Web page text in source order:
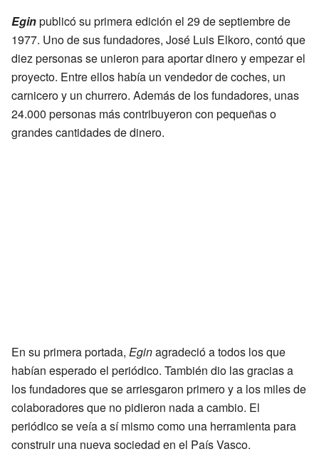
Eginpublicó su primera edición el 29 de septiembre de
1977. Uno de sus fundadores, José Luis Elkoro, contó que
diez personas se unieron para aportar dinero y empezar el
proyecto. Entre ellos había un vendedor de coches, un
carnicero y un churrero. Además de los fundadores, unas
24.000 personas más contribuyeron con pequeñas o
grandes cantidades de dinero.
En su primera portada, Eginagradeció a todos los que
habían esperado el periódico. También dio las gracias a
los fundadores que se arriesgaron primero y a los miles de
colaboradores que no pidieron nada a cambio. El
periódico se veía a sí mismo como una herramienta para
construir una nueva sociedad en el País Vasco.